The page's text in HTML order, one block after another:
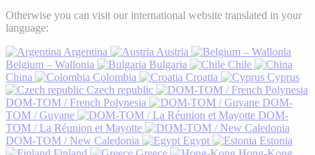
Otherwise you can visit our international website translated in your
language:
Argentina
Austria
Belgium – Wallonia
Bulgaria
Chile
China
Colombia Croatia
Cyprus
Czech republic
DOM-TOM / French Polynesia
DOM-
TOM / Guyane
DOM-
TOM / La Réunion et Mayotte
DOM-TOM / New Caledonia
Egypt
Estonia